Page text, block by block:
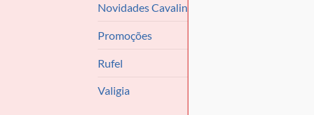
Novidades Cavalinho
Promoções
Rufel
Valigia